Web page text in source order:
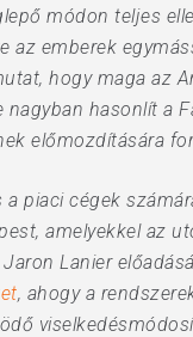
módon teljes
az emberek
hogy maga az
hasonlít a
előmozdítására
a piaci cégek
amelyekkel az
Lanier
, ahogy a